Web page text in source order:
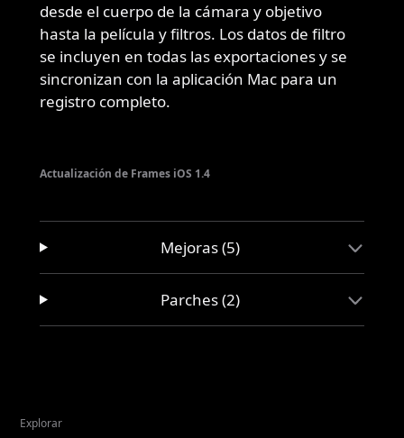
desde el cuerpo de la cámara y objetivo
hasta la película y filtros. Los datos de filtro
se incluyen en todas las exportaciones y se
sincronizan con la aplicación Mac para un
registro completo.
Actualización de Frames iOS 1.4
Mejoras (5)
Parches (2)
Explorar